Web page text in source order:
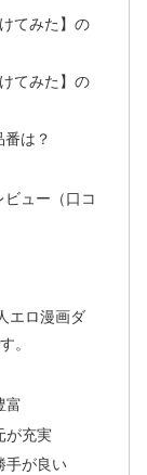
てみた】の
てみた】の
は？
ュー（口コ
エロ漫画ダ
。
富
が充実
手が良い